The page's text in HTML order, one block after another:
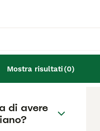
Mostra risultati(0)
un
del
di avere